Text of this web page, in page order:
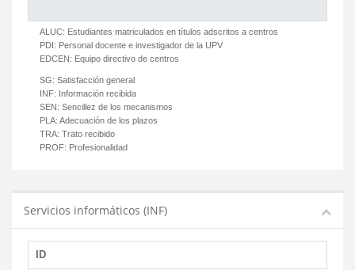
ALUC: Estudiantes matriculados en títulos adscritos a centros
PDI: Personal docente e investigador de la UPV
EDCEN: Equipo directivo de centros
SG: Satisfacción general
INF: Información recibida
SEN: Sencillez de los mecanismos
PLA: Adecuación de los plazos
TRA: Trato recibido
PROF: Profesionalidad
Servicios informáticos (INF)
ID